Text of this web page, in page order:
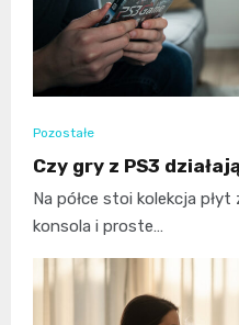
Pozostałe
Czy gry z PS3
Na półce stoi kolekcja
konsola i proste…